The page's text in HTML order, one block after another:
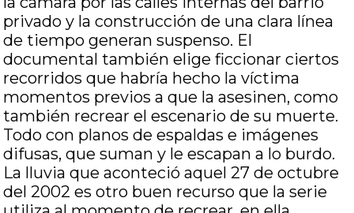
privado y la construcción de una clara línea
de tiempo generan suspenso. El
documental también elige ficcionar ciertos
recorridos que habría hecho la víctima
momentos previos a que la asesinen, como
también recrear el escenario de su muerte.
Todo con planos de espaldas e imágenes
difusas, que suman y le escapan a lo burdo.
La lluvia que aconteció aquel 27 de octubre
del 2002 es otro buen recurso que la serie